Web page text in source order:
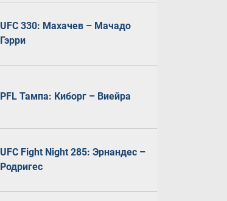
UFC 330: Махачев – Мачадо
Гэрри
PFL Тампа: Киборг – Виейра
UFC Fight Night 285: Эрнандес –
Родригес